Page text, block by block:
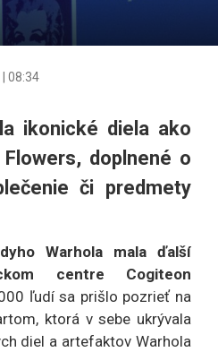
08:34
ikonické diela ako
doplnené o
či predmety
Warhola mala ďalší
centre Cogiteon
ľudí sa prišlo pozrieť na
ktorá v sebe ukrývala
diel a artefaktov Warhola